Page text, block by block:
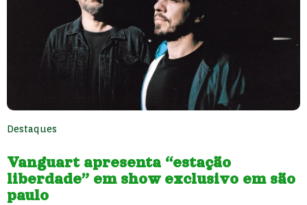
Destaques
Vanguart apresenta “estação
liberdade” em show exclusivo em são
paulo